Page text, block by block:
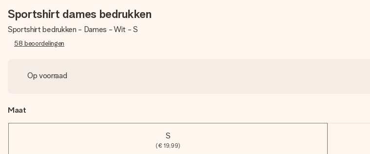
Sportshirt dames bedrukken
Sportshirt bedrukken - Dames - Wit - S
58 beoordelingen
Op voorraad
Maat
S
(€ 19,99)